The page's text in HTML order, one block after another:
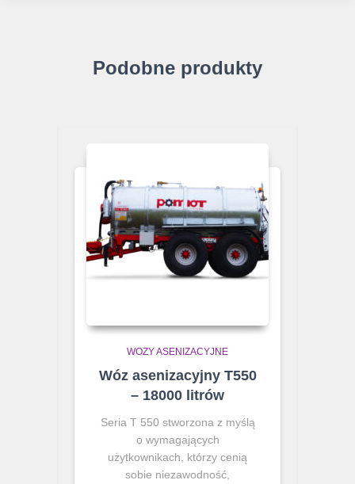
Podobne produkty
WOZY ASENIZACYJNE
Wóz asenizacyjny T550
– 18000 litrów
Seria T 550 stworzona z myślą
o wymagających
użytkownikach, którzy cenią
sobie niezawodność,